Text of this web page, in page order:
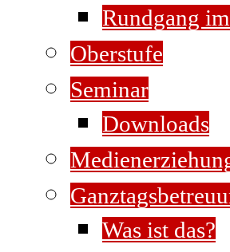
Rundgang
Oberstufe
Seminar
Downloads
Was ist das?